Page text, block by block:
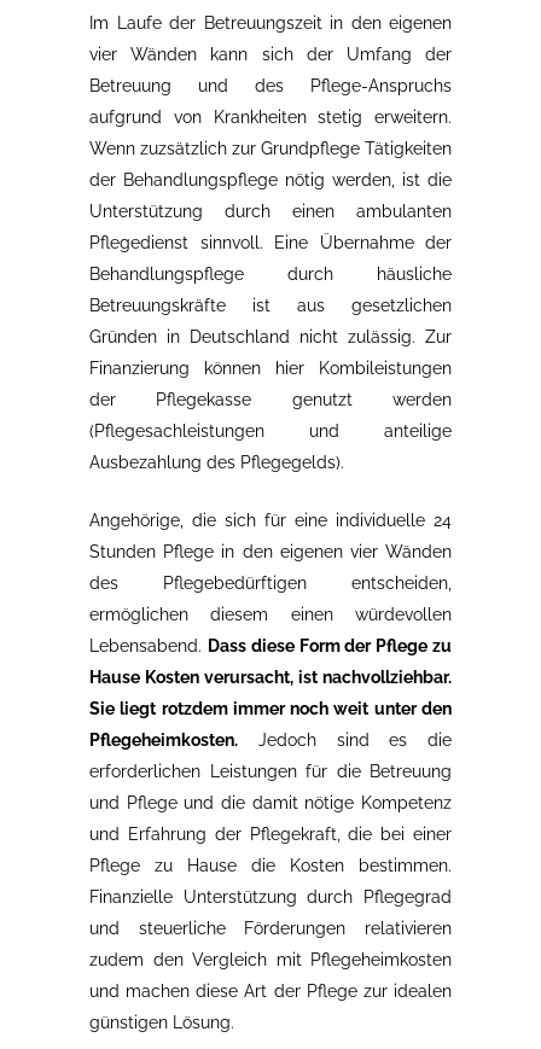
Im Laufe der Betreuungszeit in den eigenen
vier Wänden kann sich der Umfang der
Betreuung und des Pflege-Anspruchs
aufgrund von Krankheiten stetig erweitern.
Wenn zuzsätzlich zur Grundpflege Tätigkeiten
der Behandlungspflege nötig werden, ist die
Unterstützung durch einen ambulanten
Pflegedienst sinnvoll. Eine Übernahme der
Behandlungspflege durch häusliche
Betreuungskräfte ist aus gesetzlichen
Gründen in Deutschland nicht zulässig. Zur
Finanzierung können hier Kombileistungen
der Pflegekasse genutzt werden
(Pflegesachleistungen und anteilige
Ausbezahlung des Pflegegelds).
Angehörige, die sich für eine individuelle 24
Stunden Pflege in den eigenen vier Wänden
des Pflegebedürftigen entscheiden,
ermöglichen diesem einen würdevollen
Lebensabend. Dass diese Form der Pflege zu
Hause Kosten verursacht, ist nachvollziehbar.
Sie liegt rotzdem immer noch weit unter den
Pflegeheimkosten. Jedoch sind es die
erforderlichen Leistungen für die Betreuung
und Pflege und die damit nötige Kompetenz
und Erfahrung der Pflegekraft, die bei einer
Pflege zu Hause die Kosten bestimmen.
Finanzielle Unterstützung durch Pflegegrad
und steuerliche Förderungen relativieren
zudem den Vergleich mit Pflegeheimkosten
und machen diese Art der Pflege zur idealen
günstigen Lösung.